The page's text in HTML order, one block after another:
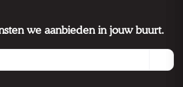
we aanbieden in jouw buurt.